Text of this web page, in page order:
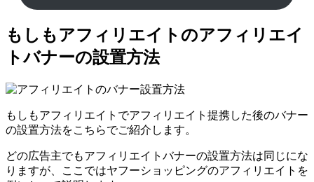
もしもアフィリエイトのアフィリエイ
トバナーの設置方法
もしもアフィリエイトでアフィリエイト提携した後のバナー
の設置方法をこちらでご紹介します。
どの広告主でもアフィリエイトバナーの設置方法は同じにな
りますが、ここではヤフーショッピングのアフィリエイトを